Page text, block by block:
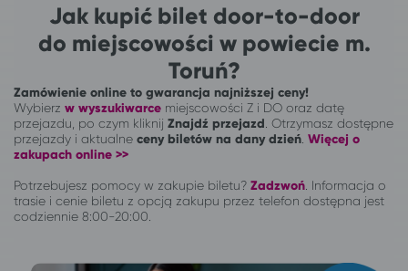
Jak kupić bilet door-to-door
do miejscowości w powiecie m.
Toruń?
Zamówienie online to gwarancja najniższej ceny!
Wybierz w wyszukiwarce miejscowości Z i DO oraz datę
przejazdu, po czym kliknij Znajdź przejazd . Otrzymasz dostępne
przejazdy i aktualne ceny biletów na dany dzień Więcej o
zakupach online >>
Potrzebujesz pomocy w zakupie biletu? Zadzwoń Informacja o
trasie i cenie biletu z opcją zakupu przez telefon dostępna jest
codziennie 8:00-20:00.